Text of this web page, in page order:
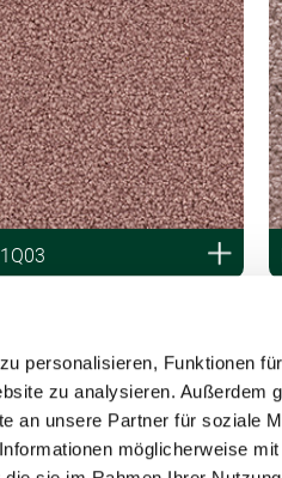
personalisieren, Funktionen
zu analysieren. Außerdem
an unsere Partner für soziale
möglicherweise